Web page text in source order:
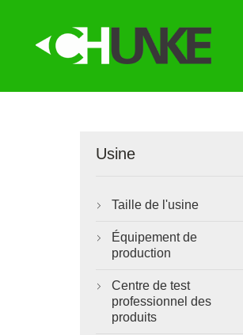
Usine
 Taille de l'usine

Équipement de
production

Centre de test
professionnel des
produits